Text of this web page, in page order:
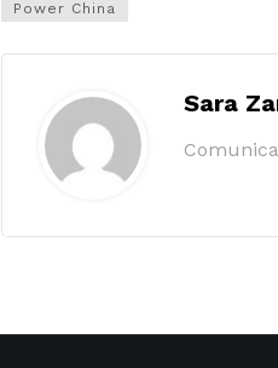
Power China
Sara